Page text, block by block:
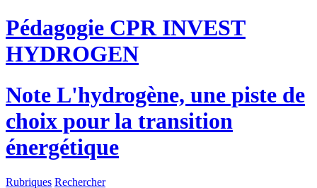
Pédagogie CPR INVEST
HYDROGEN
Note L'hydrogène, une piste de
choix pour la transition
énergétique
Rubriques Rechercher